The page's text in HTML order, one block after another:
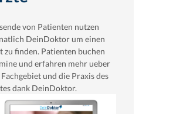
von Patienten nutzen
DeinDoktor um einen
zu finden. Patienten buchen
und erfahren mehr ueber
Fachgebiet und die Praxis des
dank DeinDoktor.